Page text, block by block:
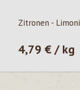
Zitronen - Limoni
Prezzo normale:
4,79 € / kg